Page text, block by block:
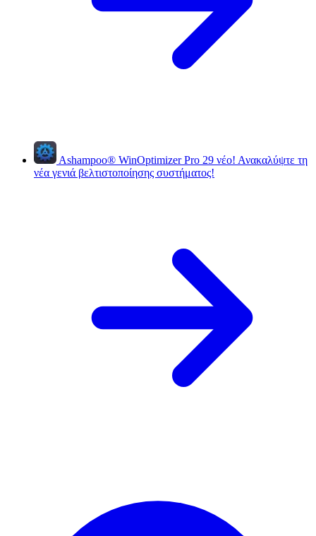
Ashampoo® WinOptimizer Pro 29 νέο! Ανακαλύψτε τη
νέα γενιά βελτιστοποίησης συστήματος!